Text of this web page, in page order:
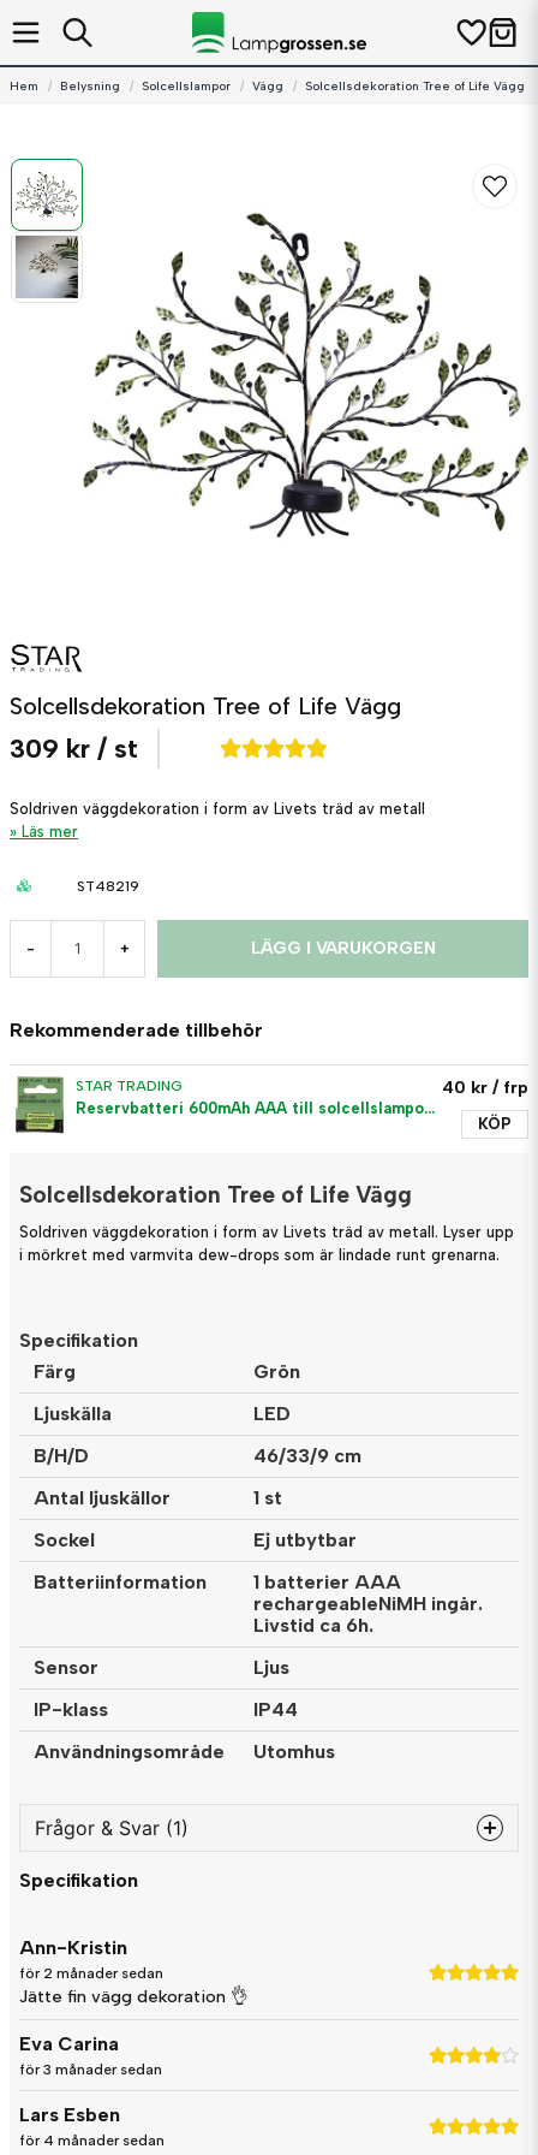
Hem Belysning Solcellslampor Vägg Solcellsdekoration Tree of Life Vägg
Solcellsdekoration Tree of Life Vägg
309 kr / st
Soldriven väggdekoration i form av Livets träd av metall
Läs mer
ST48219
- + LÄGG I VARUKORGEN
Rekommenderade tillbehör
STAR TRADING
Reservbatteri 600mAh AAA till solcellslampor, 2-pack
40 kr / frp
KÖP
Solcellsdekoration Tree of Life Vägg
Soldriven väggdekoration i form av Livets träd av metall. Lyser upp
i mörkret med varmvita dew-drops som är lindade runt grenarna.
Specifikation
Färg
Grön
Ljuskälla
LED
B/H/D
46/33/9 cm
Antal ljuskällor
1 st
Sockel
Ej utbytbar
Batteriinformation
1 batterier AAA
rechargeableNiMH ingår.
Livstid ca 6h.
Sensor
Ljus
IP-klass
IP44
Användningsområde
Utomhus
Frågor & Svar (1)
question
name
email
Mejladress
Specifikation
Ann-Kristin
för 2 månader sedan
Jätte fin vägg dekoration 👌
Eva Carina
för 3 månader sedan
Lars Esben
för 4 månader sedan